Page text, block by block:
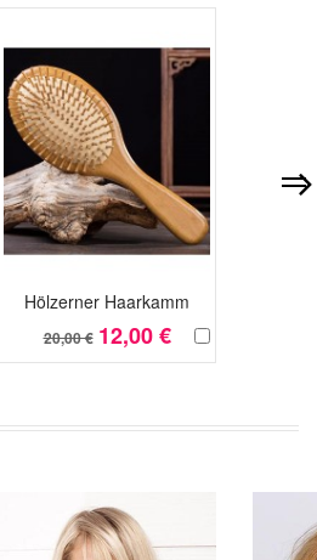
Hölzerner Haarkamm
20,00 € 12,00 €